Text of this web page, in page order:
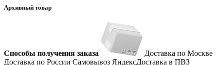
Архивный товар
Способы получения заказа
Доставка по Москве
Доставка по России Самовывоз ЯндексДоставка в ПВЗ